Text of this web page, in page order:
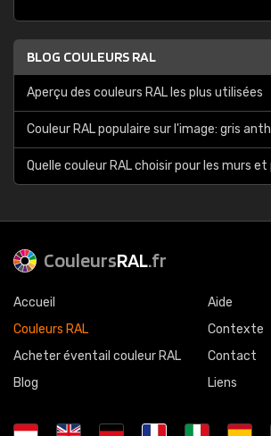
BLOG COULEURS RAL
Aperçu des couleurs RAL les plus utilisées
Couleur RAL populaire sur l'image: gris
Quelle couleur RAL choisir pour les murs
CouleursRAL.fr
Accueil
Couleurs RAL
Acheter éventail couleur RAL
Blog
Aide
Contexte
Contact
Liens